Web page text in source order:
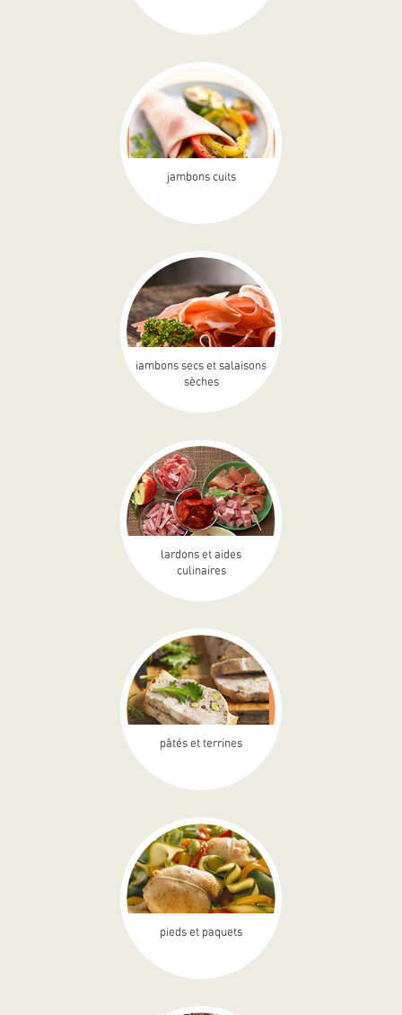
jambons cuits
jambons secs et salaisons
sèches
lardons et aides
culinaires
pâtés et terrines
pieds et paquets